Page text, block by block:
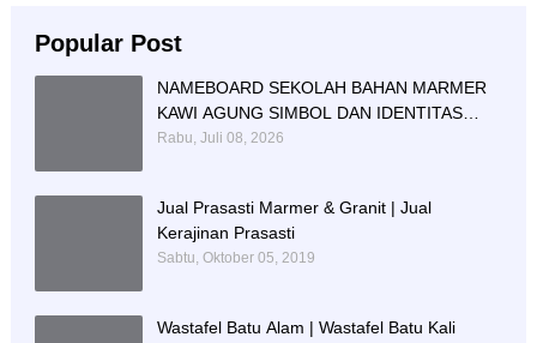
Popular Post
NAMEBOARD SEKOLAH BAHAN MARMER
KAWI AGUNG SIMBOL DAN IDENTITAS
PENDIDIKAN
Rabu, Juli 08, 2026
Jual Prasasti Marmer & Granit | Jual
Kerajinan Prasasti
Sabtu, Oktober 05, 2019
Wastafel Batu Alam | Wastafel Batu Kali